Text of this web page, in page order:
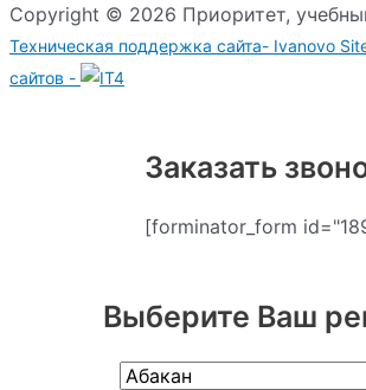
Copyright © 2026 Приоритет,
Техническая поддержка сайта- Ivanovo
Разработка сайтов -
Заказать
[forminator_form
Выберите Ваш